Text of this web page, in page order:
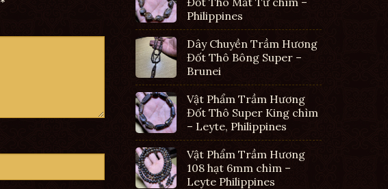
Philippines
Dây Chuyền Trầm Hương
Đốt Thô Bông Super –
Brunei
Vật Phẩm Trầm Hương
Đốt Thô Super King chìm
– Leyte, Philippines
Vật Phẩm Trầm Hương
108 hạt 6mm chìm –
Leyte Philippines